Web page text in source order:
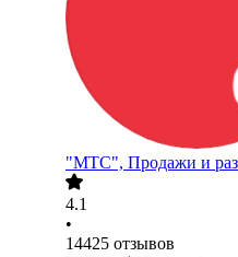
"МТС", Продажи и
4.1
•
14425 отзывов